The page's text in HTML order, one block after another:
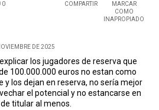
0 COMPARTIR
MARCAR
COMO
INAPROPIADO
DE 2025
los jugadores de reserva que
100.000.000 euros no estan como
y los dejan en reserva, no sería mejor
el potencial y no estancarse en
titular al menos.